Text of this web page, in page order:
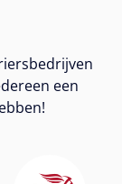
een